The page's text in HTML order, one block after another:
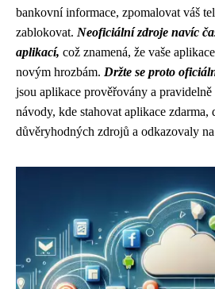
bankovní informace, zpomalovat váš
zablokovat. Neoficiální zdroje navíc
aplikací, což znamená, že vaše
novým hrozbám. Držte se proto
jsou aplikace prověřovány a
návody, kde stahovat aplikace zdarma,
důvěryhodných zdrojů a odkazovaly